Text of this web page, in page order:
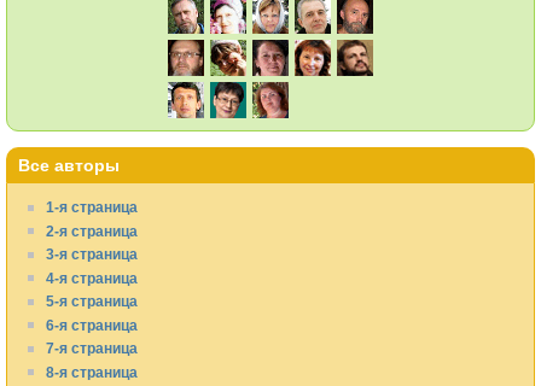
Все авторы
1-я страница
2-я страница
3-я страница
4-я страница
5-я страница
6-я страница
7-я страница
8-я страница